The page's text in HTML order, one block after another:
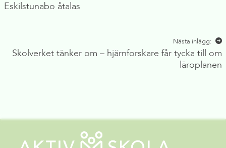
Eskilstunabo åtalas
Nästa inlägg:
Skolverket tänker om – hjärnforskare får tycka till om
läroplanen